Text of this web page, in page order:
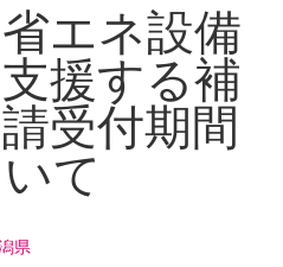
エネ設備
援する補
受付期間
て
県